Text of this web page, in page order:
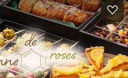
Olive 全品蓋付 ボナペティート
オードブル
3,000円/人
Olive 蓋付と温製 ラグジュアリー
オードブル
4,500円/人